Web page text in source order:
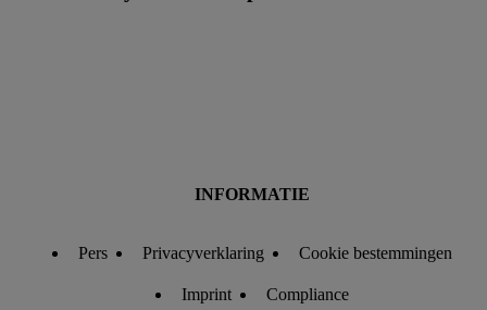
INFORMATIE
Pers Privacyverklaring Cookie bestemmingen
Imprint Compliance